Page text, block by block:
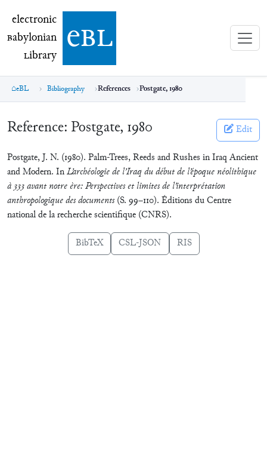
electronic Babylonian Library (eBL)
electronic
Babylonian
Library ebl
eBL Bibliography References Postgate, 1980
Reference: Postgate, 1980 Edit
Postgate, J. N. (1980). Palm-Trees, Reeds and Rushes in Iraq Ancient
and Modern. InL’archéologie de l’Iraq du début de l’époque néolithique
à 333 avant notre ère: Perspectives et limites de l’interprétation
anthropologique des documents(S. 99–110). Éditions du Centre
national de la recherche scientifique (CNRS).
BibTeX CSL-JSON RIS